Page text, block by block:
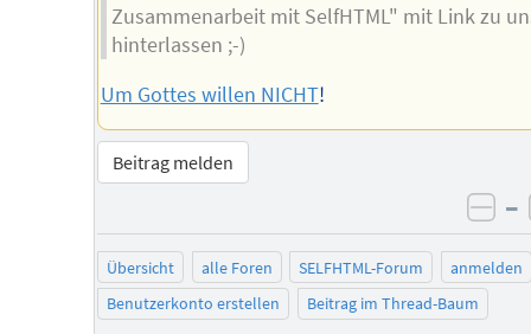
Zusammenarbeit mit SelfHTML" mit Link zu
hinterlassen ;-)
Um Gottes willen NICHT!
Beitrag melden
–
Übersicht alle Foren SELFHTML-Forum
anmelden
Benutzerkonto erstellen
Beitrag im Thread-Baum